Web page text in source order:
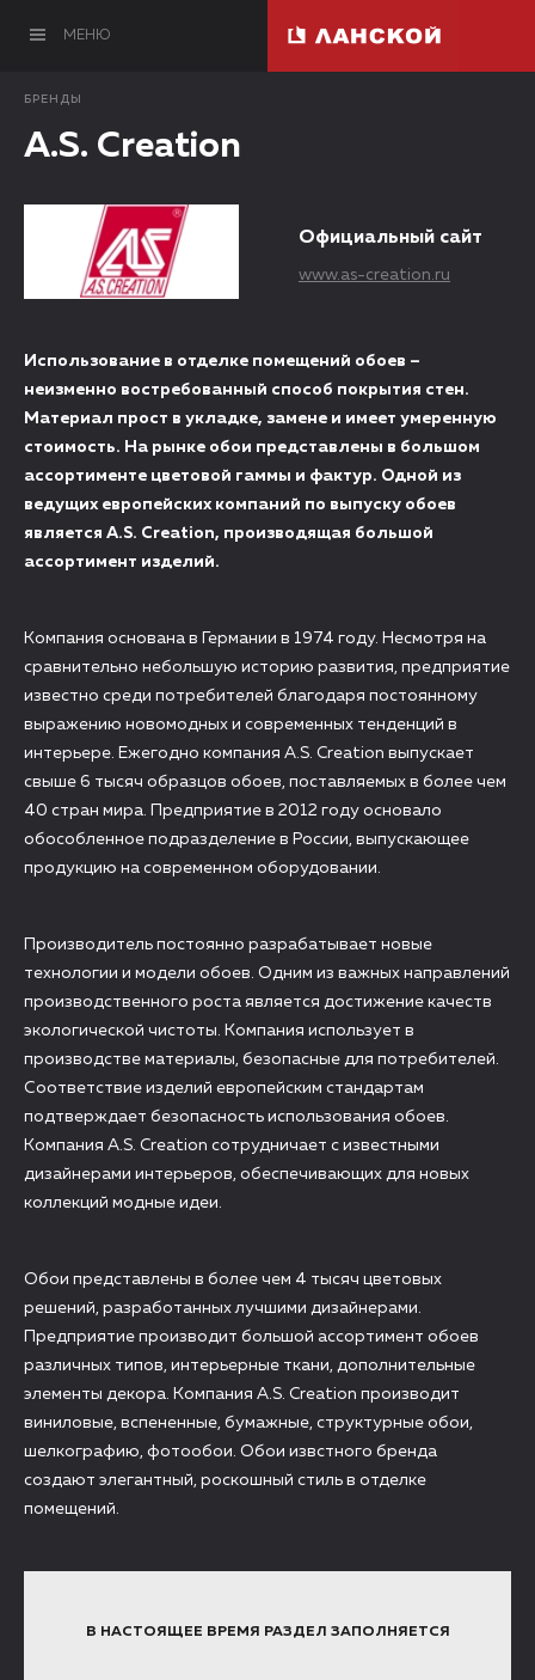
МЕНЮ
БРЕНДЫ
A.S. Creation
Официальный сайт
www.as-creation.ru
Использование в отделке помещений обоев –
неизменно востребованный способ покрытия стен.
Материал прост в укладке, замене и имеет умеренную
стоимость. На рынке обои представлены в большом
ассортименте цветовой гаммы и фактур. Одной из
ведущих европейских компаний по выпуску обоев
является A.S. Creation, производящая большой
ассортимент изделий.
Компания основана в Германии в 1974 году. Несмотря на
сравнительно небольшую историю развития, предприятие
известно среди потребителей благодаря постоянному
выражению новомодных и современных тенденций в
интерьере. Ежегодно компания A.S. Creation выпускает
свыше 6 тысяч образцов обоев, поставляемых в более чем
40 стран мира. Предприятие в 2012 году основало
обособленное подразделение в России, выпускающее
продукцию на современном оборудовании.
Производитель постоянно разрабатывает новые
технологии и модели обоев. Одним из важных направлений
производственного роста является достижение качеств
экологической чистоты. Компания использует в
производстве материалы, безопасные для потребителей.
Соответствие изделий европейским стандартам
подтверждает безопасность использования обоев.
Компания A.S. Creation сотрудничает с известными
дизайнерами интерьеров, обеспечивающих для новых
коллекций модные идеи.
Обои представлены в более чем 4 тысяч цветовых
решений, разработанных лучшими дизайнерами.
Предприятие производит большой ассортимент обоев
различных типов, интерьерные ткани, дополнительные
элементы декора. Компания A.S. Creation производит
виниловые, вспененные, бумажные, структурные обои,
шелкографию, фотообои. Обои извстного бренда
создают элегантный, роскошный стиль в отделке
помещений.
В НАСТОЯЩЕЕ ВРЕМЯ РАЗДЕЛ ЗАПОЛНЯЕТСЯ